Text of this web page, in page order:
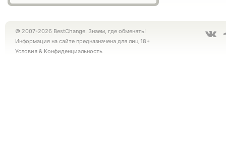
© 2007-2026 BestChange. Знаем, где обменять!
Информация на сайте предназначена для лиц 18+
Условия & Конфиденциальность